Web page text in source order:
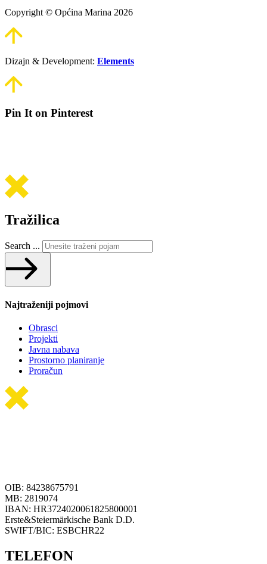
Copyright © Općina Marina 2026
Dizajn & Development: Elements
Pin It on Pinterest
Tražilica
Search ...
Najtraženiji pojmovi
Obrasci
Projekti
Javna nabava
Prostorno planiranje
Proračun
OIB: 84238675791
MB: 2819074
IBAN: HR3724020061825800001
Erste&Steiermärkische Bank D.D.
SWIFT/BIC: ESBCHR22
TELEFON